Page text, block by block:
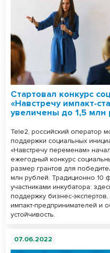
Стартовал конкурс
«Навстречу импакт-
увеличены до 1,5 млн
Tele2, российский оператор
поддержки социальных
«Навстречу переменам»
ежегодный конкурс
размер грантов для
млн рублей. Традиционно 10
участниками инкубатора:
поддержку бизнес-
импакт-предпринимателей и
устойчивость.
07.06.2022